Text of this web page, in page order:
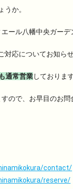
うか。
ール八幡中央ガーデ
対応についてお知ら
通常営業しております
ので、お早目のお問
contact/
reserve/